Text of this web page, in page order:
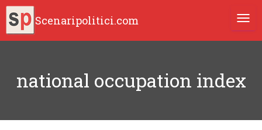
Scenaripolitici.com
national occupation index